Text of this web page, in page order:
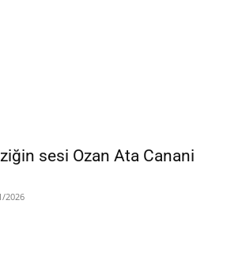
sesi Ozan Ata Canani
2026